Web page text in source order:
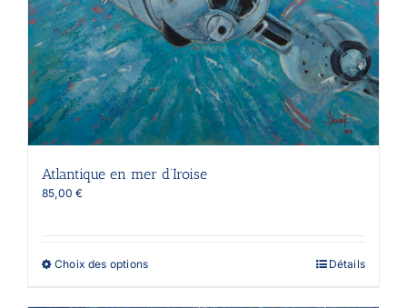
Atlantique en mer d’Iroise
85,00€
Choix des optionsCe
Détails